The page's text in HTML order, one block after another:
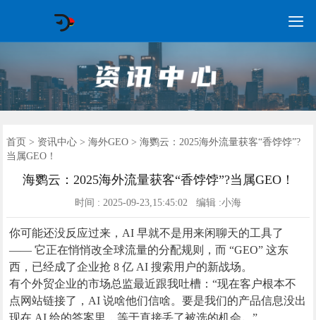

首页
GEO常见问题
GEO优化
海外GEO
网络营销
企业培训
软件开发
政策申报
资讯中心
关于我们
首页 > 资讯中心> 海外GEO> 海鹦云：2025海外流量获客“香饽饽”?
当属GEO！
海鹦云：2025海外流量获客“香饽饽”?当属GEO！
时间 : 2025-09-23,15:45:02 编辑 :小海
你可能还没反应过来，AI 早就不是用来闲聊天的工具了
—— 它正在悄悄改全球流量的分配规则，而 “GEO” 这东
西，已经成了企业抢 8 亿 AI 搜索用户的新战场。
有个外贸企业的市场总监最近跟我吐槽：“现在客户根本不
点网站链接了，AI 说啥他们信啥。要是我们的产品信息没出
现在 AI 给的答案里，等于直接丢了被选的机会。”